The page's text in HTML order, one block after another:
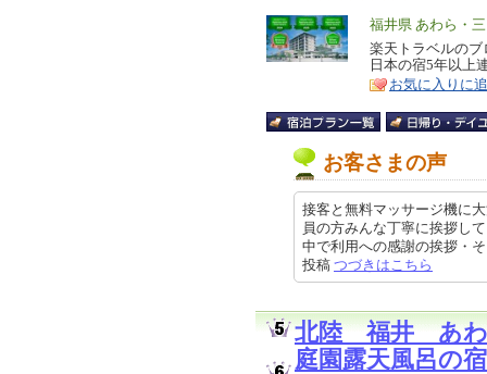
エ
リ
ア
福井県 あわら・
特
徴
楽天トラベルのブ
日本の宿5年以上
お気に入りに
お客さまの声
接客と無料マッサージ機に
員の方みんな丁寧に挨拶し
中で利用への感謝の挨拶・
投稿 つづきはこちら
北陸 福井 あわ
庭園露天風呂の